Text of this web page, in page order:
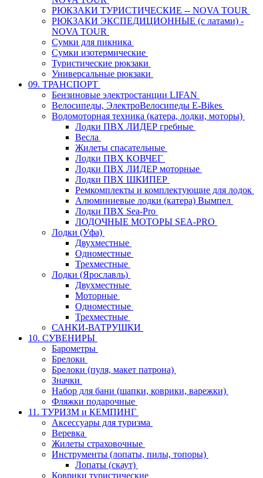
РЮКЗАКИ ТУРИСТИЧЕСКИЕ -- NOVA TOUR
РЮКЗАКИ ЭКСПЕДИЦИОННЫЕ (с латами) -
NOVA TOUR
Сумки для пикника
Сумки изотермические
Туристические рюкзаки
Универсальные рюкзаки
09. ТРАНСПОРТ
Бензиновые электростанции LIFAN
Велосипеды, ЭлектроВелосипеды E-Bikes
Водомоторная техника (катера, лодки, моторы)
Лодки ПВХ ЛИДЕР гребные
Весла
Жилеты спасательные
Лодки ПВХ КОВЧЕГ
Лодки ПВХ ЛИДЕР моторные
Лодки ПВХ ШКИПЕР
Ремкомплекты и комплектующие для лодок
Алюминиевые лодки (катера) Вымпел
Лодки ПВХ Sea-Pro
ЛОДОЧНЫЕ МОТОРЫ SEA-PRO
Лодки (Уфа)
Двухместные
Одноместные
Трехместные
Лодки (Ярославль)
Двухместные
Моторные
Одноместные
Трехместные
САНКИ-ВАТРУШКИ
10. СУВЕНИРЫ
Барометры
Брелоки
Брелоки (пуля, макет патрона)
Значки
Набор для бани (шапки, коврики, варежки)
Фляжки подарочные
11. ТУРИЗМ и КЕМПИНГ
Аксессуары для туризма
Веревка
Жилеты страховочные
Инструменты (лопаты, пилы, топоры)
Лопаты (скаут)
Коврики туристические